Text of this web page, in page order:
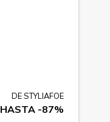
DE STYLIAFOE
HASTA -87%